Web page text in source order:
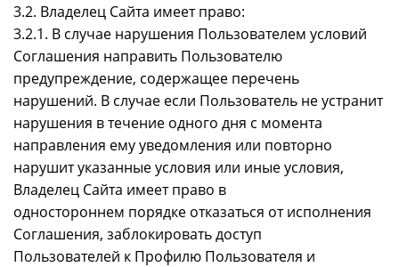
3.2. Владелец Сайта имеет право:
3.2.1. В случае нарушения Пользователем условий
Соглашения направить Пользователю
предупреждение, содержащее перечень
нарушений. В случае если Пользователь не устранит
нарушения в течение одного дня с момента
направления ему уведомления или повторно
нарушит указанные условия или иные условия,
Владелец Сайта имеет право в
одностороннем порядке отказаться от исполнения
Соглашения, заблокировать доступ
Пользователей к Профилю Пользователя и